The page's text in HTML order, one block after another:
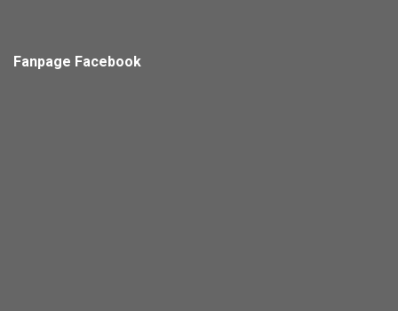
Fanpage Facebook